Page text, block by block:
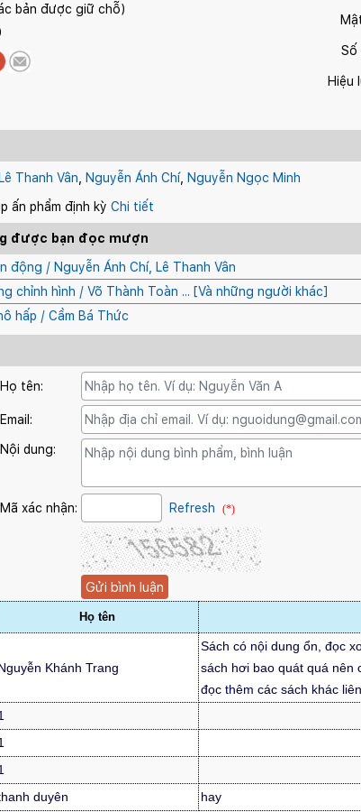
bản được giữ chỗ)
Số
Hiệu
Thanh Vân Nguyễn Ánh Chí, Nguyễn Ngọc Minh
ấn phẩm định kỳ Chi tiết
được bạn đọc mượn
động / Nguyễn Ánh Chí, Lê Thanh Vân
chỉnh hình / Võ Thành Toàn ... [Và những người khác]
hấp / Cầm Bá Thức
Họ tên:
Email:
Nội dung:
Mã xác nhận: Refresh (*)
Họ tên
Khánh Trang
Sách có nội dung ổn, đọc
sách hơi bao quát quá nên
đọc thêm các sách khác
duyên hay